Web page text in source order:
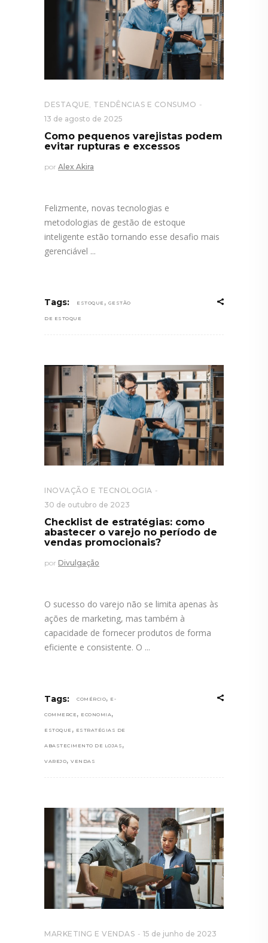
DESTAQUE TENDÊNCIAS E CONSUMO
13 de agosto de 2025
Como pequenos varejistas podem
evitar rupturas e excessos
por Alex Akira
Felizmente, novas tecnologias e
metodologias de gestão de estoque
inteligente estão tornando esse desafio mais
gerenciável
Tags: ESTOQUE , GESTÃO
DE ESTOQUE
INOVAÇÃO E TECNOLOGIA
30 de outubro de 2023
Checklist de estratégias: como
abastecer o varejo no período de
vendas promocionais?
por Divulgação
O sucesso do varejo não se limita apenas às
ações de marketing, mas também à
capacidade de fornecer produtos de forma
eficiente e consistente. O
Tags: COMÉRCIO, E-
COMMERCE , ECONOMIA,
ESTOQUE , ESTRATÉGIAS DE
ABASTECIMENTO DE LOJAS ,
VAREJO, VENDAS
MARKETING E VENDAS 15 de junho de 2023